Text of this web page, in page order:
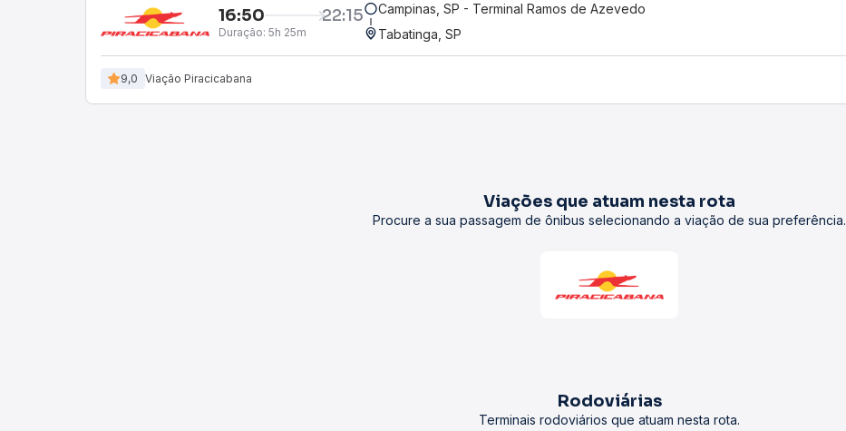
16:50 22:15
Duração: 5h 25m
Campinas, SP - Terminal Ramos de Azevedo
Tabatinga, SP
9,0 Viação Piracicabana
Viações que atuam nesta rota
Procure a sua passagem de ônibus selecionando a viação de sua preferência.
Rodoviárias
Terminais rodoviários que atuam nesta rota.